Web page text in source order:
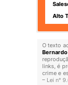
Alto
O texto
links, é
crime e
– Lei n°